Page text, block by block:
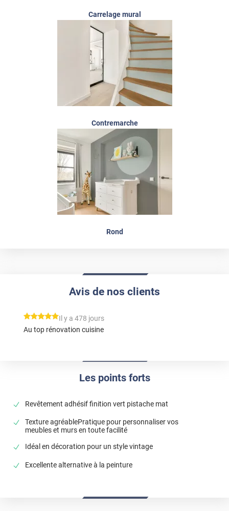
Carrelage mural
Contremarche
Rond
Les points forts
Revêtement adhésif finition vert pistache mat
Texture agréablePratique pour personnaliser vos
meubles et murs en toute facilité
Idéal en décoration pour un style vintage
Excellente alternative à la peinture
Avis de nos clients
*****
Il y a 478 jours
Au top rénovation cuisine